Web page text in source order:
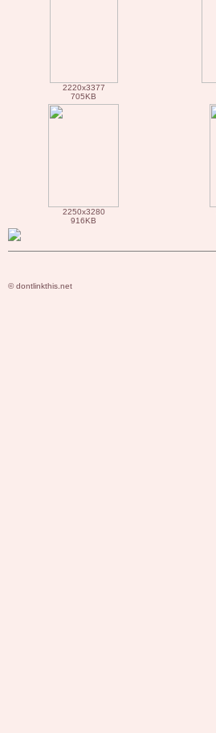
2220x3377
705KB
2250x3280
916KB
© dontlinkthis.net